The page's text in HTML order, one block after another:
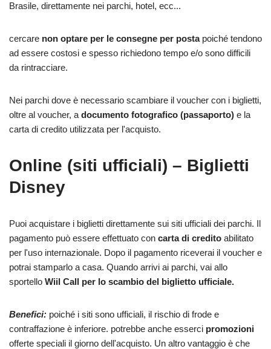
Brasile, direttamente nei parchi, hotel, ecc...
cercare non optare per le consegne per postapoiché tendono
ad essere costosi e spesso richiedono tempo e/o sono difficili
da rintracciare.
Nei parchi dove è necessario scambiare il voucher con i biglietti,
oltre al voucher, a documento fotografico (passaporto) e la
carta di credito utilizzata per l'acquisto.
Online (siti ufficiali) – Biglietti
Disney
Puoi acquistare i biglietti direttamente sui siti ufficiali dei parchi. Il
pagamento può essere effettuato con carta di credito abilitato
per l'uso internazionale. Dopo il pagamento riceverai il voucher e
potrai stamparlo a casa. Quando arrivi ai parchi, vai allo
sportello Wiil Call per lo scambio del biglietto ufficiale.
Benefici: poiché i siti sono ufficiali, il rischio di frode e
contraffazione è inferiore. potrebbe anche esserci promozioni
offerte speciali il giorno dell'acquisto. Un altro vantaggio è che